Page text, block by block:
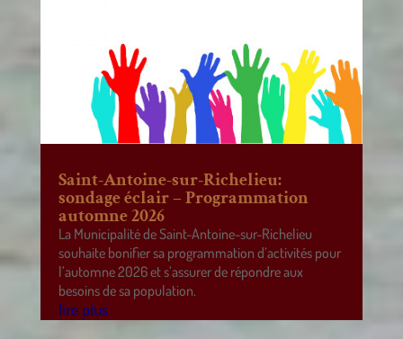
Saint-Antoine-sur-Richelieu:
sondage éclair – Programmation
automne 2026
La Municipalité de Saint-Antoine-sur-Richelieu
souhaite bonifier sa programmation d’activités pour
l’automne 2026 et s’assurer de répondre aux
besoins de sa population.
lire plus